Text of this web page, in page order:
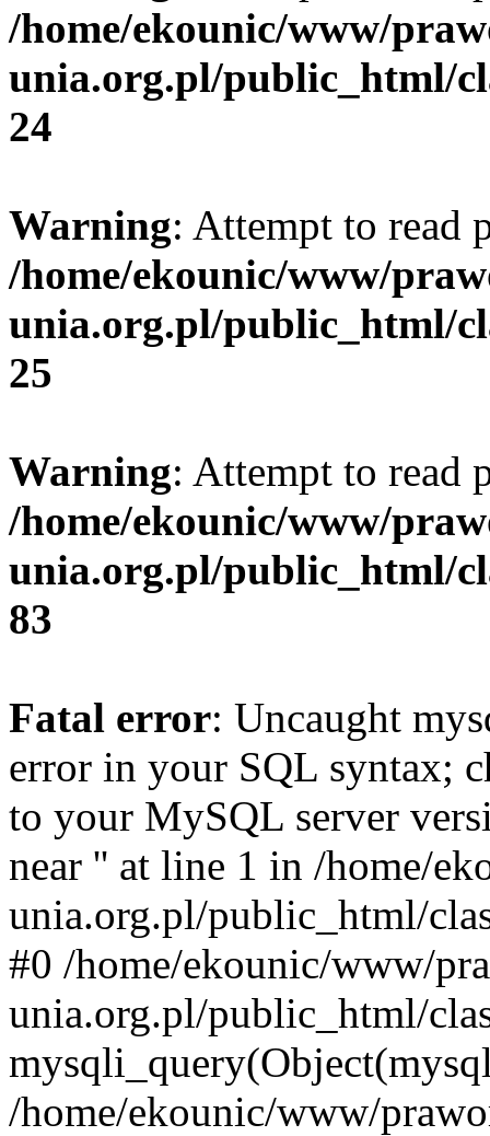
/home/ekounic/www/
unia.org.pl/public_html/
24
Warning: Attempt to read
/home/ekounic/www/
unia.org.pl/public_html/
25
Warning: Attempt to read
/home/ekounic/www/
unia.org.pl/public_html/
83
Fatal error: Uncaught
error in your SQL syntax;
to your MySQL server
near '' at line 1 in /home/
unia.org.pl/public_html/
#0 /home/ekounic/www/
unia.org.pl/public_html/
/home/ekounic/www/